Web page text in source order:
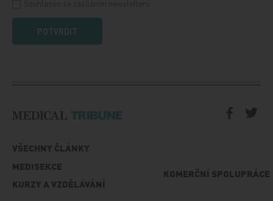
POTVRDIT
VŠECHNY ČLÁNKY
MEDISEKCE
KURZY A VZDĚLÁVÁNÍ
KOMERČNÍ SPOLUPRÁCE